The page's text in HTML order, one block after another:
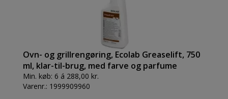
Ovn- og grillrengøring, Ecolab Greaselift, 750
ml, klar-til-brug, med farve og parfume
Min. køb: 6 á 288,00 kr.
Varenr.: 1999909960